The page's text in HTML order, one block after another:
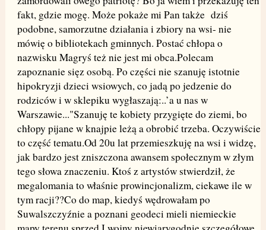
fakt, gdzie mogę. Może pokaże mi Pan także dziś
podobne, samorzutne działania i zbiory na wsi- nie
mówię o bibliotekach gminnych. Postać chłopa o
nazwisku Magryś też nie jest mi obca.Polecam
zapoznanie sięz osobą. Po części nie szanuję istotnie
hipokryzji dzieci wsiowych, co jadą po jedzenie do
rodziców i w sklepiku wygłaszają:..’a u nas w
Warszawie..."Szanuję te kobiety przygięte do ziemi, bo
chłopy pijane w knajpie leżą a obrobić trzeba. Oczywiście
to część tematu.Od 20u lat przemieszkuję na wsi i widzę,
jak bardzo jest zniszczona awansem społecznym w złym
tego słowa znaczeniu. Ktoś z artystów stwierdził, że
megalomania to właśnie prowincjonalizm, ciekawe ile w
tym racji??Co do map, kiedyś wędrowałam po
Suwalszczyźnie a poznani geodeci mieli niemieckie